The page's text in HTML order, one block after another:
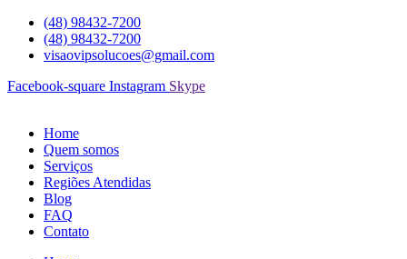
para
(48) 98432-7200
(48) 98432-7200
visaovipsolucoes@gmail.com
Facebook-square Instagram Skype
Home
Quem somos
Serviços
Regiões Atendidas
Blog
FAQ
Contato